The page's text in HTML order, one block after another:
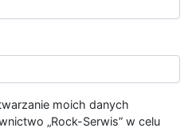
moich danych
„Rock-Serwis” w celu